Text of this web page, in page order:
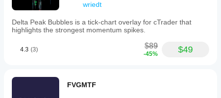
wriedt
Delta Peak Bubbles is a tick‑chart overlay for cTrader that
highlights the strongest momentum spikes.
4.3 (3) $89
-45% $49
FVGMTF